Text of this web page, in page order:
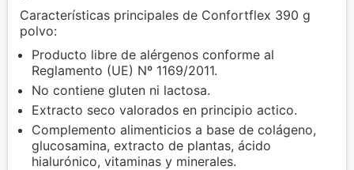
Características principales de Confortflex 390 g
polvo:
Producto libre de alérgenos conforme al
Reglamento (UE) Nº 1169/2011.
No contiene gluten ni lactosa.
Extracto seco valorados en principio actico.
Complemento alimenticios a base de colágeno,
glucosamina, extracto de plantas, ácido
hialurónico, vitaminas y minerales.